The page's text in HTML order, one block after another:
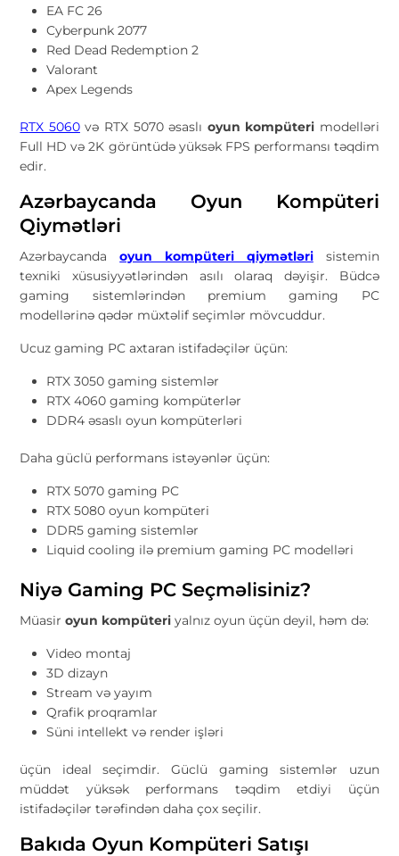
EA FC 26
Cyberpunk 2077
Red Dead Redemption 2
Valorant
Apex Legends
RTX 5060və RTX 5070 əsaslı oyun kompüteri modelləri
Full HD və 2K görüntüdə yüksək FPS performansı təqdim
edir.
Azərbaycanda Oyun Kompüteri
Qiymətləri
Azərbaycandaoyun kompüteri qiymətlərisistemin
texniki xüsusiyyətlərindən asılı olaraq dəyişir. Büdcə
gaming sistemlərindən premium gaming PC
modellərinə qədər müxtəlif seçimlər mövcuddur.
Ucuz gaming PC axtaran istifadəçilər üçün:
RTX 3050 gaming sistemlər
RTX 4060 gaming kompüterlər
DDR4 əsaslı oyun kompüterləri
Daha güclü performans istəyənlər üçün:
RTX 5070 gaming PC
RTX 5080 oyun kompüteri
DDR5 gaming sistemlər
Liquid cooling ilə premium gaming PC modelləri
Niyə Gaming PC Seçməlisiniz?
Müasiroyun kompüteri yalnız oyun üçün deyil, həm də:
Video montaj
3D dizayn
Stream və yayım
Qrafik proqramlar
Süni intellekt və render işləri
üçün ideal seçimdir. Güclü gaming sistemlər uzun
müddət yüksək performans təqdim etdiyi üçün
istifadəçilər tərəfindən daha çox seçilir.
Bakıda Oyun Kompüteri Satışı